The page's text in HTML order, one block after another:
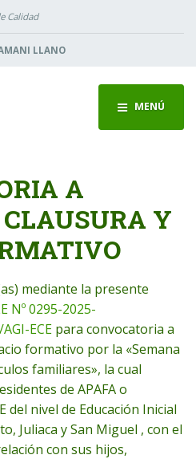
Calidad
LLANO
MENÚ
A
Y
mediante la presente
Nº 0295-2025-
ECE para convocatoria a
formativo por la «Semana
familiares», la cual
de APAFA o
del nivel de Educación Inicial
Juliaca y San Miguel , con el
con sus hijos,